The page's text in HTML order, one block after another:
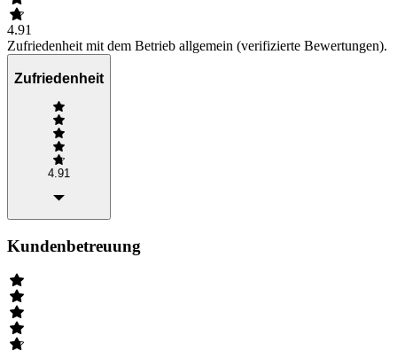
4.91
Zufriedenheit mit dem Betrieb allgemein (verifizierte Bewertungen).
Zufriedenheit
4.91
Kundenbetreuung